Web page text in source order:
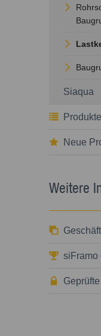
Siaqua
Neue
Weitere
siFramo